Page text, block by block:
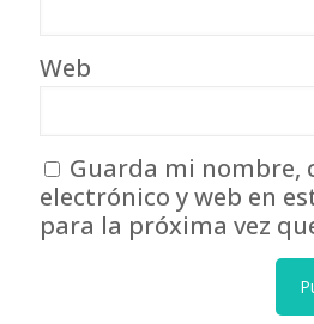
Web
Guarda mi nombre,
electrónico y web en
para la próxima vez